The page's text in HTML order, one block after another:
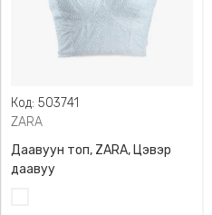
Код: 503741
ZARA
Даавуун топ, ZARA, Цэвэр
даавуу